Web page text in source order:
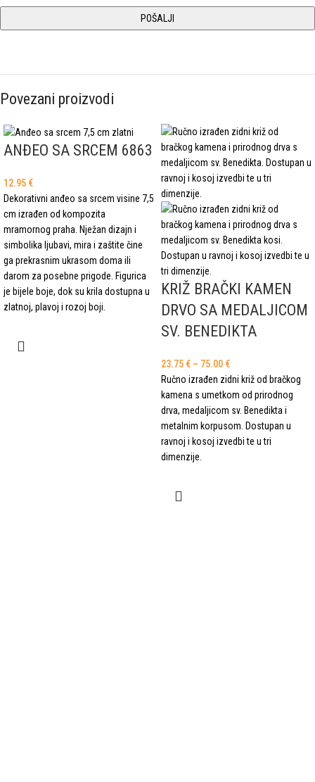
Povezani proizvodi
ANĐEO SA SRCEM 6863
12.95 €
Dekorativni anđeo sa srcem visine 7,5
cm izrađen od kompozita
mramornog praha. Nježan dizajn i
simbolika ljubavi, mira i zaštite čine
ga prekrasnim ukrasom doma ili
darom za posebne prigode. Figurica
je bijele boje, dok su krila dostupna u
zlatnoj, plavoj i rozoj boji.
KRIŽ BRAČKI KAMEN
DRVO SA MEDALJICOM
SV. BENEDIKTA
23.75 € – 75.00 €
Ručno izrađen zidni križ od bračkog
kamena s umetkom od prirodnog
drva, medaljicom sv. Benedikta i
metalnim korpusom. Dostupan u
ravnoj i kosoj izvedbi te u tri
dimenzije.